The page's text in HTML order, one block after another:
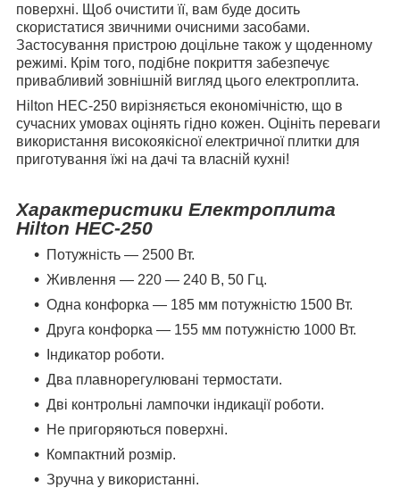
поверхні. Щоб очистити її, вам буде досить
скористатися звичними очисними засобами.
Застосування пристрою доцільне також у щоденному
режимі. Крім того, подібне покриття забезпечує
привабливий зовнішній вигляд цього електроплита.
Hilton HEC-250 вирізняється економічністю, що в
сучасних умовах оцінять гідно кожен. Оцініть переваги
використання високоякісної електричної плитки для
приготування їжі на дачі та власній кухні!
Характеристики Електроплита
Hilton HEC-250
Потужність — 2500 Вт.
Живлення — 220 — 240 В, 50 Гц.
Одна конфорка — 185 мм потужністю 1500 Вт.
Друга конфорка — 155 мм потужністю 1000 Вт.
Індикатор роботи.
Два плавнорегулювані термостати.
Дві контрольні лампочки індикації роботи.
Не пригоряються поверхні.
Компактний розмір.
Зручна у використанні.